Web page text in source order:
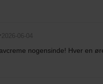
2026-06-04
nogensinde! Hver en